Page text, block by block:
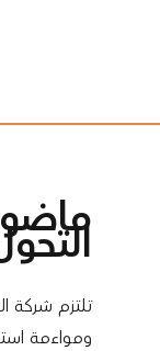
تلتزم شركة